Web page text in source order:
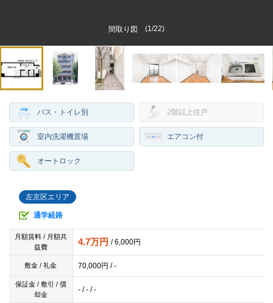
間取り図 (1 /22)
バス・トイレ別 2階以上住戸
室内洗濯機置場 エアコン付
オートロック
左京区エリア
通学経路
月額賃料 / 月額共
益費
4.7万円 / 6,000円
敷金 / 礼金 70,000円 / -
保証金 / 敷引 / 償
却金
- / - / -